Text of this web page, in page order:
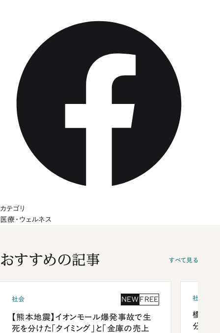
カテゴリ
医療・ウェルネス
おすすめの記事 すべて見る
社会 NEW FREE
【熊本地震】イオンモール爆発事故で生
死を分けた「タイミング」と「金庫の売上
社会
橋本愛
分 佐